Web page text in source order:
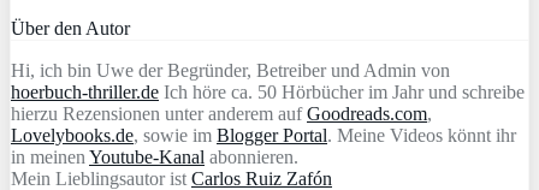
Über den Autor
Hi, ich bin Uwe der Begründer, Betreiber und Admin von
hoerbuch-thriller.de Ich höre ca. 50 Hörbücher im Jahr und schreibe
hierzu Rezensionen unter anderem aufGoodreads.com,
Lovelybooks.de, sowie im Blogger Portal. Meine Videos könnt ihr
in meinen Youtube-Kanal abonnieren.
Mein Lieblingsautor ist Carlos Ruiz Zafón